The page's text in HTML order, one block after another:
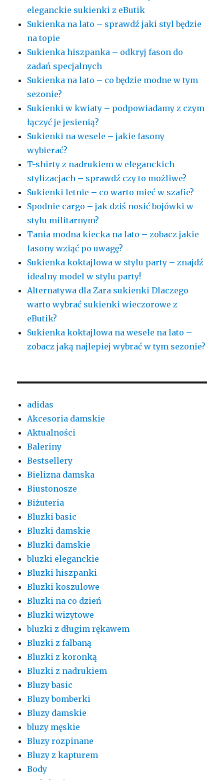
eleganckie sukienki z eButik
Sukienka na lato – sprawdź jaki styl będzie
na topie
Sukienka hiszpanka – odkryj fason do
zadań specjalnych
Sukienka na lato – co będzie modne w tym
sezonie?
Sukienki w kwiaty – podpowiadamy z czym
łączyć je jesienią?
Sukienki na wesele – jakie fasony
wybierać?
T-shirty z nadrukiem w eleganckich
stylizacjach – sprawdź czy to możliwe?
Sukienki letnie – co warto mieć w szafie?
Spodnie cargo – jak dziś nosić bojówki w
stylu militarnym?
Tania modna kiecka na lato – zobacz jakie
fasony wziąć po uwagę?
Sukienka koktajlowa w stylu party – znajdź
idealny model w stylu party!
Alternatywa dla Zara sukienki Dlaczego
warto wybrać sukienki wieczorowe z
eButik?
Sukienka koktajlowa na wesele na lato –
zobacz jaką najlepiej wybrać w tym sezonie?
adidas
Akcesoria damskie
Aktualności
Baleriny
Bestsellery
Bielizna damska
Biustonosze
Biżuteria
Bluzki basic
Bluzki damskie
Bluzki damskie
bluzki eleganckie
Bluzki hiszpanki
Bluzki koszulowe
Bluzki na co dzień
Bluzki wizytowe
bluzki z długim rękawem
Bluzki z falbaną
Bluzki z koronką
Bluzki z nadrukiem
Bluzy basic
Bluzy bomberki
Bluzy damskie
bluzy męskie
Bluzy rozpinane
Bluzy z kapturem
Body